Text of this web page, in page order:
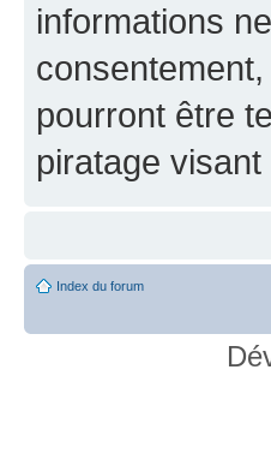
informations
pourront être
piratage
Index du forum